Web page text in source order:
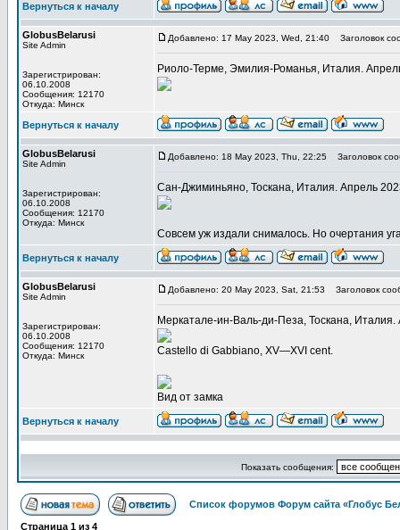
Вернуться к началу
GlobusBelarusi
Site Admin
Зарегистрирован:
06.10.2008
Сообщения: 12170
Откуда: Минск
Добавлено: 17 May 2023, Wed, 21:40 Заголовок
Риоло-Терме, Эмилия-Романья, Италия.
Вернуться к началу
GlobusBelarusi
Site Admin
Зарегистрирован:
06.10.2008
Сообщения: 12170
Откуда: Минск
Добавлено: 18 May 2023, Thu, 22:25 Заголовок
Сан-Джиминьяно, Тоскана, Италия. Апрель
Совсем уж издали снималось. Но очертания
Вернуться к началу
GlobusBelarusi
Site Admin
Зарегистрирован:
06.10.2008
Сообщения: 12170
Откуда: Минск
Добавлено: 20 May 2023, Sat, 21:53 Заголовок
Меркатале-ин-Валь-ди-Пеза, Тоскана, Италия.
Castello di Gabbiano, XV—XVI cent.
Вид от замка
Вернуться к началу
Показать сообщения:
Список форумов Форум сайта «Глобус
Страница 1 из 4